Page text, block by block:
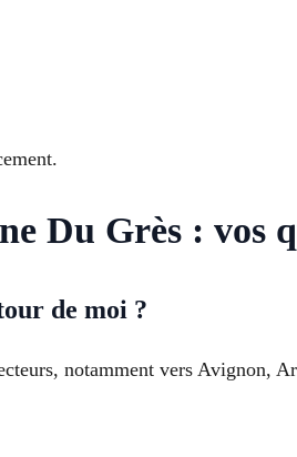
Du Grès : vos
de moi ?
notamment vers Avignon,